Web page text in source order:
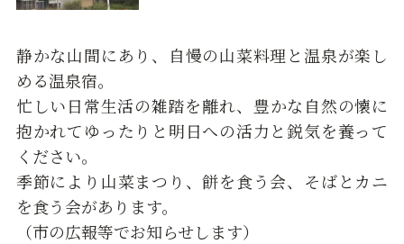
静かな山間にあり、自慢の山菜料理と温泉が楽し
める温泉宿。
忙しい日常生活の雑踏を離れ、豊かな自然の懐に
抱かれてゆったりと明日への活力と鋭気を養って
ください。
季節により山菜まつり、餅を食う会、そばとカニ
を食う会があります。
（市の広報等でお知らせします）